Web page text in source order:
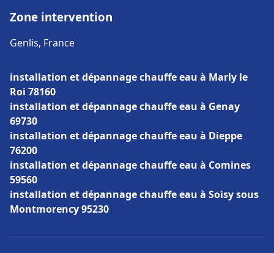
Zone intervention
Genlis, France
installation et dépannage chauffe eau à Marly le
Roi 78160
installation et dépannage chauffe eau à Genay
69730
installation et dépannage chauffe eau à Dieppe
76200
installation et dépannage chauffe eau à Comines
59560
installation et dépannage chauffe eau à Soisy sous
Montmorency 95230